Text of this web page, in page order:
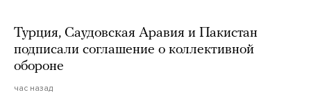
Турция, Саудовская Аравия и Пакистан
подписали соглашение о коллективной
обороне
час назад